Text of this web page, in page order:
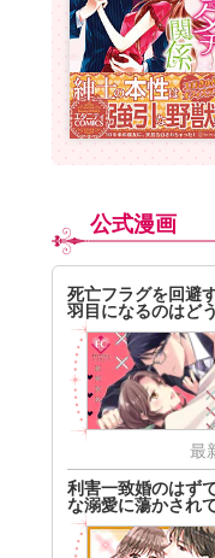
公式漫画
死亡フラグを回避
羽目になるのはど
最
利害一致婚のはず
な溺愛に蕩かされ